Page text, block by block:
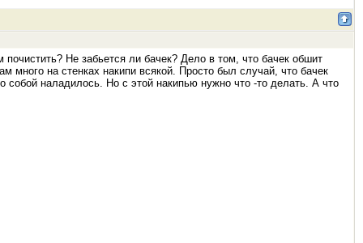
Не забьется ли бачек? Дело в том, что бачек обшит
много на стенках накипи всякой. Просто был случай, что бачек
собой наладилось. Но с этой накипью нужно что -то делать. А что